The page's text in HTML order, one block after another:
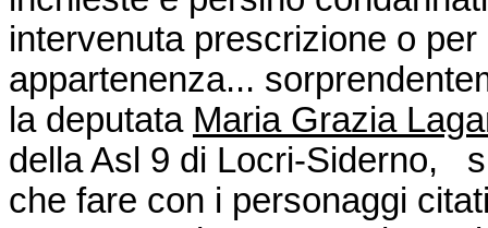
intervenuta prescrizione o
appartenenza...
la deputata Maria Grazia
della Asl 9 di Locri-Siderno,
che fare con i personaggi